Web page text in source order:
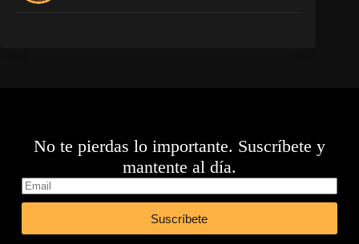
No te pierdas lo importante. Suscríbete y
mantente al día.
Suscríbete